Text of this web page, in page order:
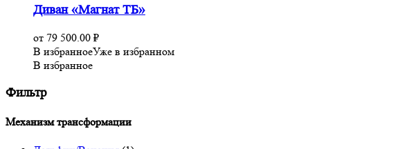
Диван «Магнат ТБ»
от 79 500.00 ₽
В избранноеУже в избранном
В избранное
Фильтр
Механизм трансформации